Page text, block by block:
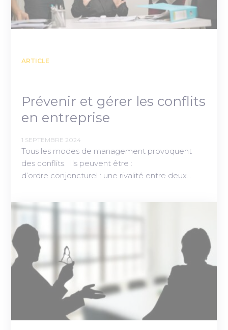
ARTICLE
Prévenir et gérer les conflits
en entreprise
1 SEPTEMBRE 2024
Tous les modes de management provoquent
des conflits. Ils peuvent être :
d’ordre conjoncturel : une rivalité entre deux…